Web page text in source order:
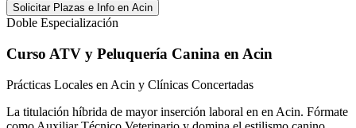
Solicitar Plazas e Info en Acin
Doble Especialización
Curso ATV y Peluquería Canina en Acin
Prácticas Locales en Acin y Clínicas Concertadas
La titulación híbrida de mayor inserción laboral en en Acin. Fórmate